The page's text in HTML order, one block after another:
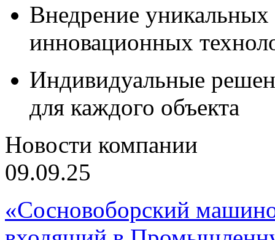
Внедрение уникальных
инновационных
Индивидуальные
для каждого объекта
Новости компании
09.09.25
«Сосновоборский